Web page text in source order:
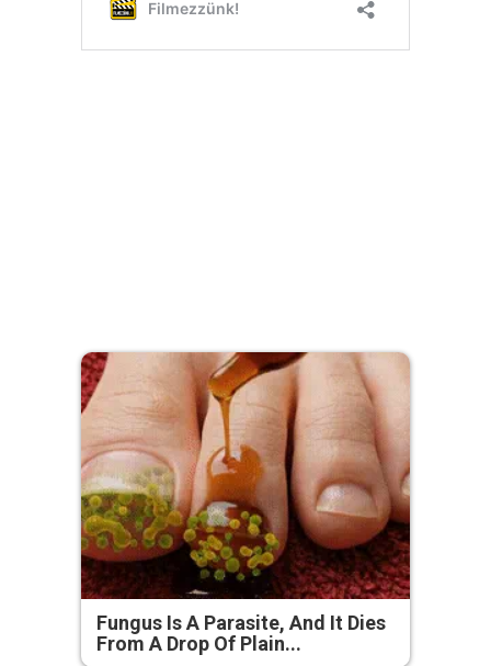
Fungus Is A Parasite, And It Dies
From A Drop Of Plain...